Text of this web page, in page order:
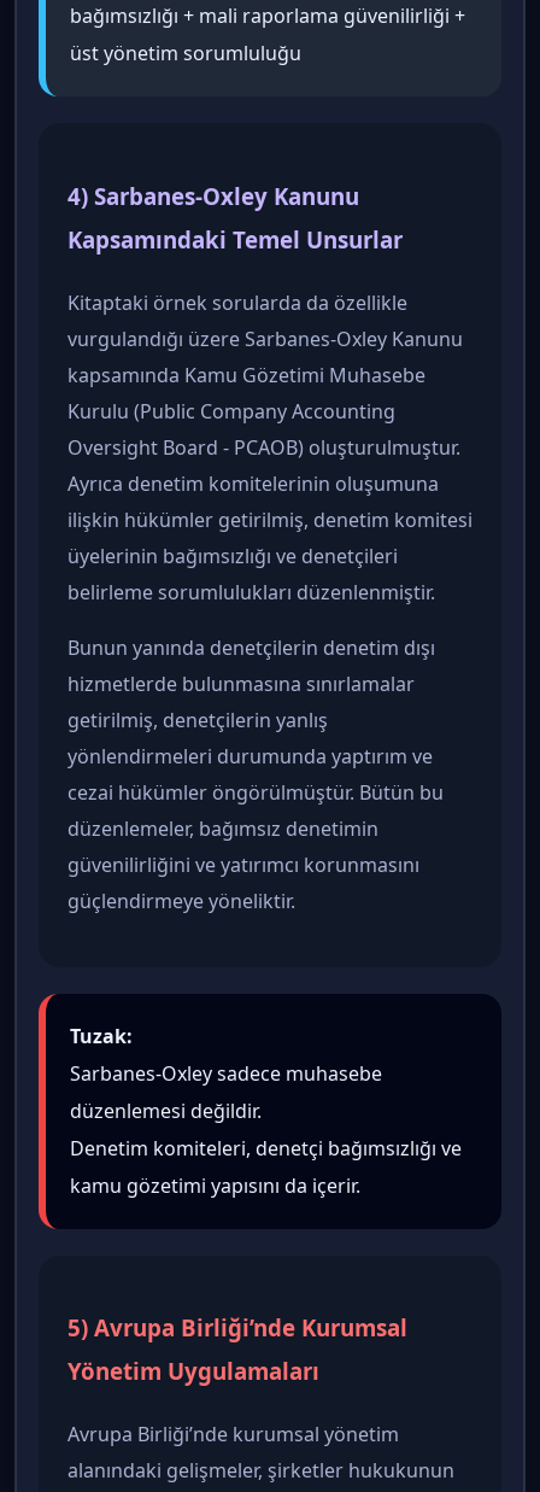
bağımsızlığı + mali raporlama güvenilirliği +
üst yönetim sorumluluğu
4) Sarbanes-Oxley Kanunu
Kapsamındaki Temel Unsurlar
Kitaptaki örnek sorularda da özellikle
vurgulandığı üzere Sarbanes-Oxley Kanunu
kapsamında Kamu Gözetimi Muhasebe
Kurulu (Public Company Accounting
Oversight Board - PCAOB) oluşturulmuştur.
Ayrıca denetim komitelerinin oluşumuna
ilişkin hükümler getirilmiş, denetim komitesi
üyelerinin bağımsızlığı ve denetçileri
belirleme sorumlulukları düzenlenmiştir.
Bunun yanında denetçilerin denetim dışı
hizmetlerde bulunmasına sınırlamalar
getirilmiş, denetçilerin yanlış
yönlendirmeleri durumunda yaptırım ve
cezai hükümler öngörülmüştür. Bütün bu
düzenlemeler, bağımsız denetimin
güvenilirliğini ve yatırımcı korunmasını
güçlendirmeye yöneliktir.
Tuzak:
Sarbanes-Oxley sadece muhasebe
düzenlemesi değildir.
Denetim komiteleri, denetçi bağımsızlığı ve
kamu gözetimi yapısını da içerir.
5) Avrupa Birliği’nde Kurumsal
Yönetim Uygulamaları
Avrupa Birliği’nde kurumsal yönetim
alanındaki gelişmeler, şirketler hukukunun